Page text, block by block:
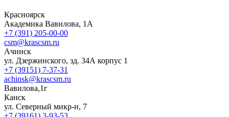
Красноярск
Академика Вавилова, 1А
+7 (391) 205-00-00
csm@krascsm.ru
Ачинск
ул. Дзержинского, зд. 34А корпус 1
+7 (39151) 7-37-31
achinsk@krascsm.ru
Вавилова,1г
Канск
ул. Северный микр-н, 7